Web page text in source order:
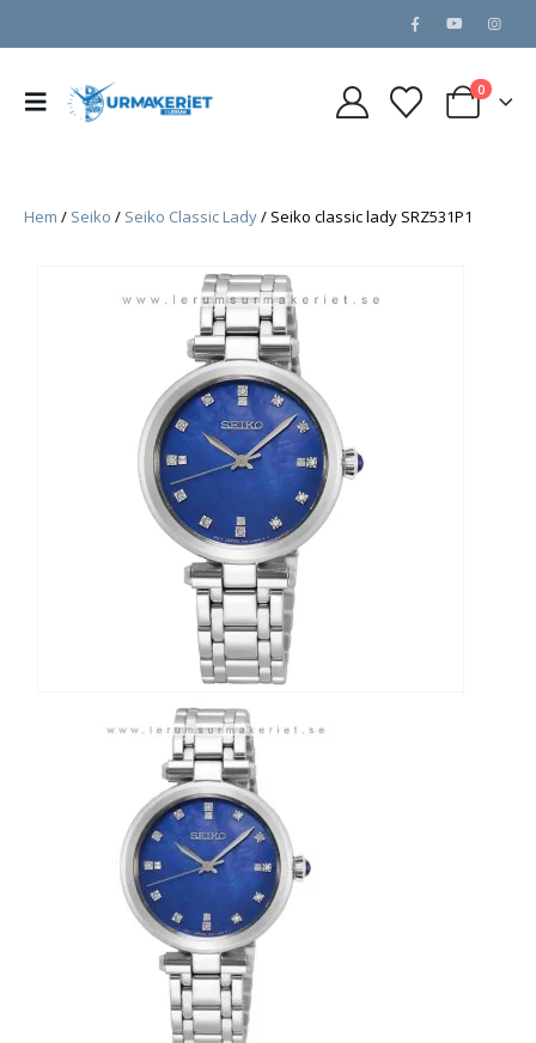
0
Hem / Seiko / Seiko Classic Lady/ Seiko classic lady SRZ531P1